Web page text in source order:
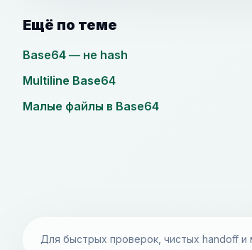
Ещё по теме
Base64 — не hash
Multiline Base64
Малые файлы в Base64
Для быстрых проверок, чистых handoff и